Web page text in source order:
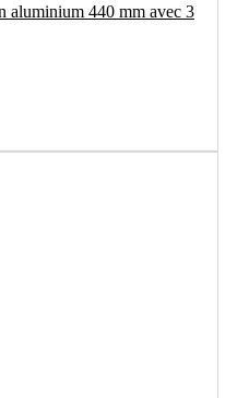
aluminium 440 mm avec 3